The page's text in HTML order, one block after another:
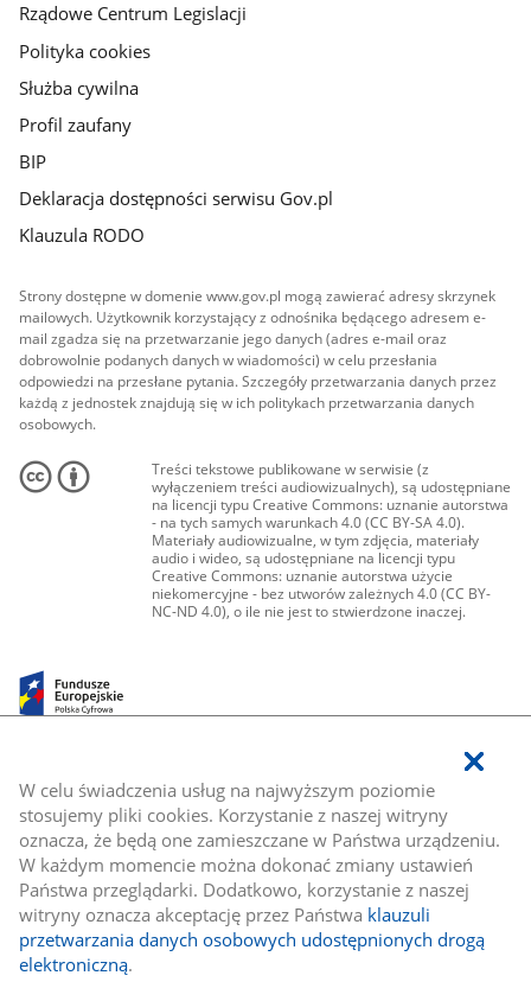
W celu świadczenia usług na najwyższym poziomie
stosujemy pliki cookies. Korzystanie z naszej witryny
oznacza, że będą one zamieszczane w Państwa urządzeniu.
W każdym momencie można dokonać zmiany ustawień
Państwa przeglądarki. Dodatkowo, korzystanie z naszej
witryny oznacza akceptację przez Państwa klauzuli
przetwarzania danych osobowych udostępnionych drogą
elektroniczną.
Rządowe Centrum Legislacji
Polityka cookies
Służba cywilna
Profil zaufany
BIP
Deklaracja dostępności serwisu Gov.pl
Klauzula RODO
Strony dostępne w domenie www.gov.pl mogą zawierać adresy skrzynek
mailowych. Użytkownik korzystający z odnośnika będącego adresem e-
mail zgadza się na przetwarzanie jego danych (adres e-mail oraz
dobrowolnie podanych danych w wiadomości) w celu przesłania
odpowiedzi na przesłane pytania. Szczegóły przetwarzania danych przez
każdą z jednostek znajdują się w ich politykach przetwarzania danych
osobowych.
Treści tekstowe publikowane w serwisie (z
wyłączeniem treści audiowizualnych), są udostępniane
na licencji typu Creative Commons: uznanie autorstwa
- na tych samych warunkach 4.0 (CC BY-SA 4.0).
Materiały audiowizualne, w tym zdjęcia, materiały
audio i wideo, są udostępniane na licencji typu
Creative Commons: uznanie autorstwa użycie
niekomercyjne - bez utworów zależnych 4.0 (CC BY-
NC-ND 4.0), o ile nie jest to stwierdzone inaczej.